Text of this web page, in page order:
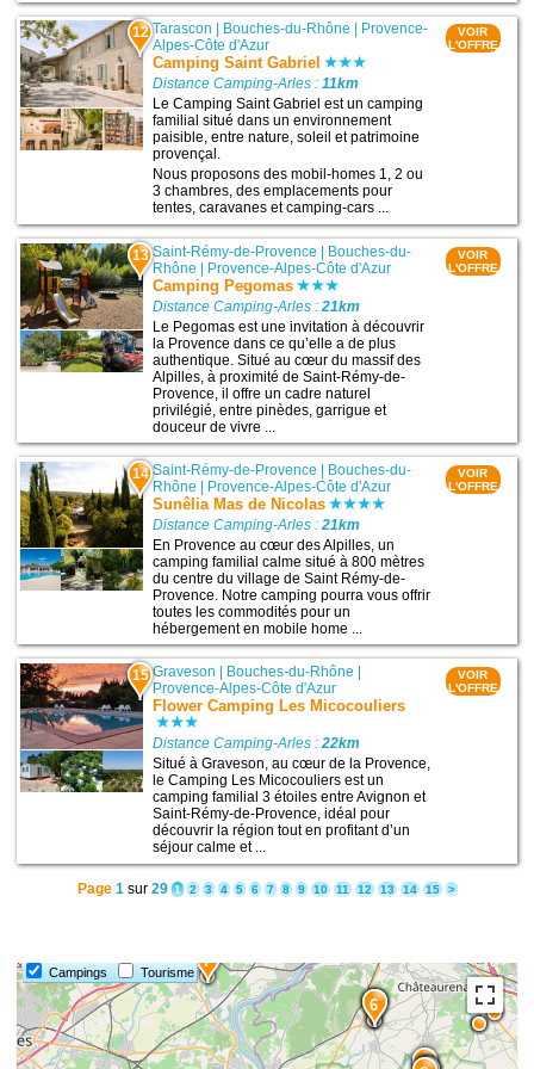
12 Tarascon Bouches-du-Rhône
Provence-
Alpes-Côte d'Azur
Camping Saint Gabriel
Distance Camping-Arles :11km
Le Camping Saint Gabriel est un camping
familial situé dans un environnement
paisible, entre nature, soleil et patrimoine
provençal.
Nous proposons des mobil-homes 1, 2 ou
3 chambres, des emplacements pour
tentes, caravanes et camping-cars ...
VOIR
L'OFFRE
13 Saint-Rémy-de-Provence | Bouches-du-
Rhône | Provence-Alpes-Côte d'Azur
Camping Pegomas
Distance Camping-Arles :21km
Le Pegomas est une invitation à découvrir
la Provence dans ce qu’elle a de plus
authentique. Situé au cœur du massif des
Alpilles, à proximité de Saint-Rémy-de-
Provence, il offre un cadre naturel
privilégié, entre pinèdes, garrigue et
douceur de vivre ...
VOIR
L'OFFRE
14 Saint-Rémy-de-Provence | Bouches-du-
Rhône | Provence-Alpes-Côte d'Azur
Sunêlia Mas de Nicolas
Distance Camping-Arles :21km
En Provence au cœur des Alpilles, un
camping familial calme situé à 800 mètres
du centre du village de Saint Rémy-de-
Provence. Notre camping pourra vous offrir
toutes les commodités pour un
hébergement en mobile home ...
VOIR
L'OFFRE
15 Graveson Bouches-du-Rhône
Provence-Alpes-Côte d'Azur
Flower Camping Les Micocouliers
Distance Camping-Arles :22km
Situé à Graveson, au cœur de la Provence,
le Camping Les Micocouliers est un
camping familial 3 étoiles entre Avignon et
Saint-Rémy-de-Provence, idéal pour
découvrir la région tout en profitant d’un
séjour calme et ...
VOIR
L'OFFRE
Page 1 sur 29 1 2 3 4 5 6 7 8 9 10 11 12 13 14 15 >
Campings Tourisme
15
14
7
6